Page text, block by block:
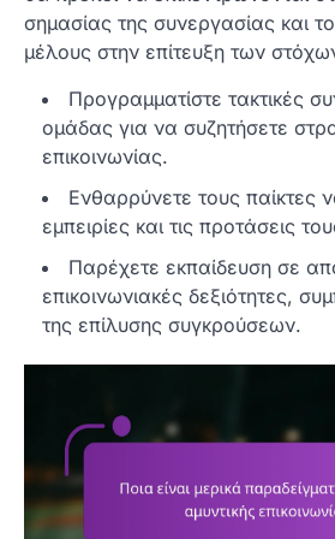
σημασίας της συνεργασίας και
μέλους στην επίτευξη των
Προγραμματίστε τακτικές
ομάδας για να συζητήσετε
επικοινωνίας.
Ενθαρρύνετε τους παίκτες
εμπειρίες και τις προτάσεις
Παρέχετε εκπαίδευση σε
επικοινωνιακές δεξιότητες,
της επίλυσης συγκρούσεων.